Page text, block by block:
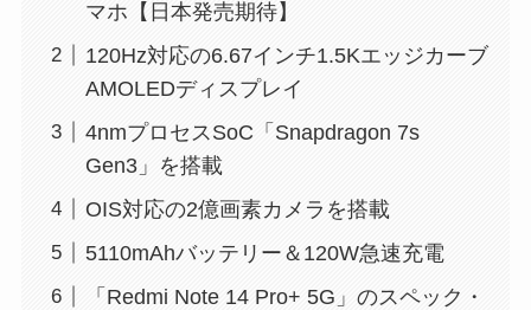
マホ【日本発売期待】
120Hz対応の6.67インチ1.5Kエッジカーブ
AMOLEDディスプレイ
4nmプロセスSoC「Snapdragon 7s
Gen3」を搭載
OIS対応の2億画素カメラを搭載
5110mAhバッテリー＆120W急速充電
「Redmi Note 14 Pro+ 5G」のスペック・